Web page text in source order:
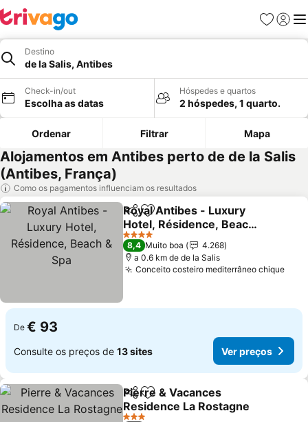
Favoritos
Iniciar
Destino
de la Salis, Antibes
Check-in/out
Escolha as datas
Hóspedes e quartos
2 hóspedes, 1 quarto.
Ordenar Filtrar Mapa
Alojamentos em Antibes perto de de la Salis
(Antibes, França)
Como os pagamentos influenciam os resultados
PartilharAdicionar aos favoritos
Royal Antibes - Luxury
Hotel, Résidence, Beach
& Spa
Ver preços
4 Estrelas
8,4 Muito boa
4.268
a 0.6 km de de la Salis
Conceito costeiro mediterrâneo chiqueVer
De € 93
Consulte os preços de 13 sites Ver preços
PartilharAdicionar aos favoritos
Pierre & Vacances
Residence La Rostagne